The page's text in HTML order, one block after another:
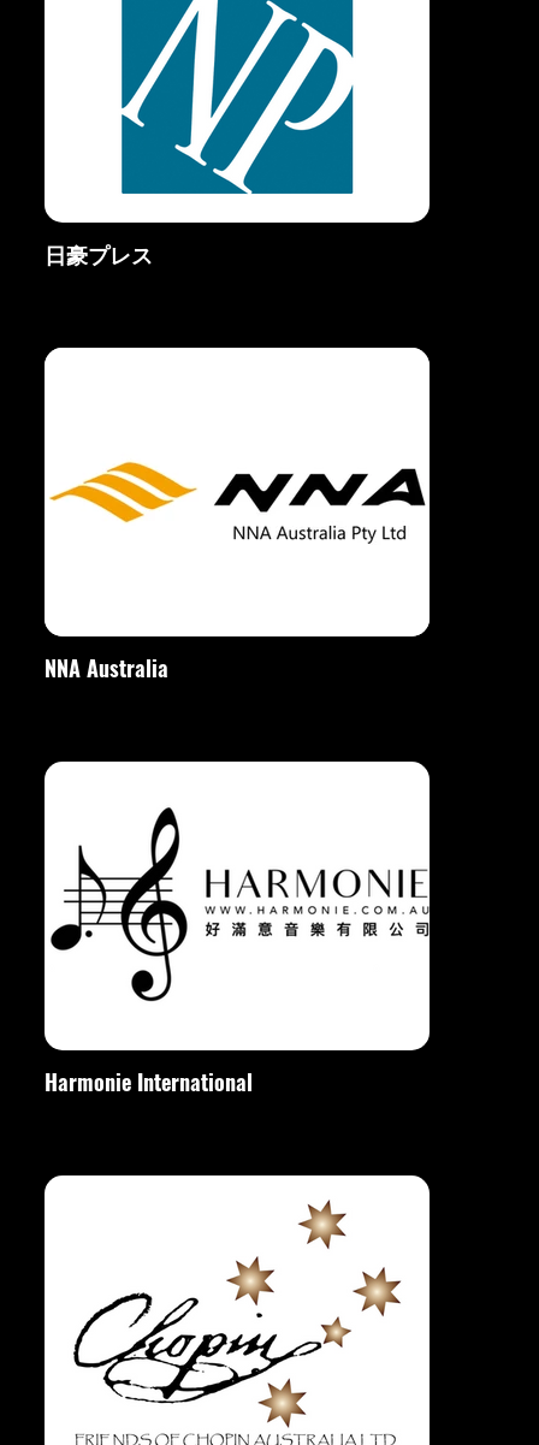
日豪プレス
NNA Australia
Harmonie International